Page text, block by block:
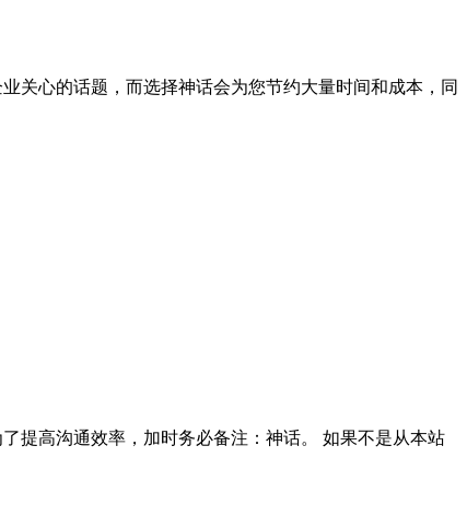
关心的话题，而选择神话会为您节约大量时间和成本，同
提高沟通效率，加时务必备注：神话。 如果不是从本站